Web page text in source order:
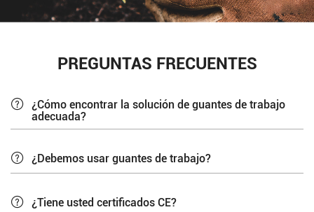
PREGUNTAS FRECUENTES
¿Cómo encontrar la solución de guantes de trabajo
adecuada?
¿Debemos usar guantes de trabajo?
¿Tiene usted certificados CE?